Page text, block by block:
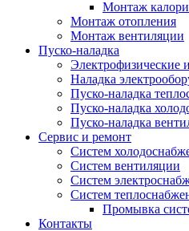
Монтаж
Монтаж отопления
Монтаж вентиляции
Пуско-наладка
Электрофизические
Наладка
Пуско-наладка
Пуско-наладка
Пуско-наладка
Сервис и ремонт
Систем
Систем вентиляции
Систем
Систем
Промывка
Контакты